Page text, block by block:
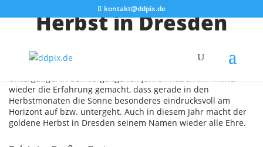
kontakt@ddpix.de
Herbst in Dresden
Nun beginnt wieder die Zeit der intensiven Sonnenauf- und
Untergänge. In den vergangenen Jahren haben wir immer
wieder die Erfahrung gemacht, dass gerade in den
Herbstmonaten die Sonne besonderes eindrucksvoll am
Horizont auf bzw. untergeht. Auch in diesem Jahr macht der
goldene Herbst in Dresden seinem Namen wieder alle Ehre.